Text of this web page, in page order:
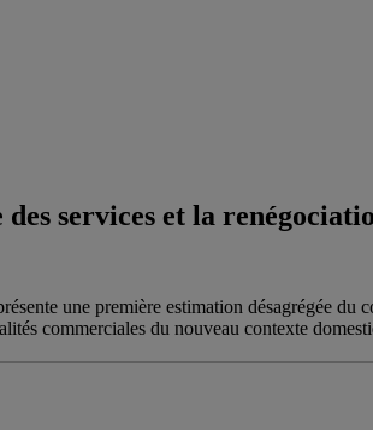
services et la
une première estimation désagrégée
commerciales du nouveau contexte